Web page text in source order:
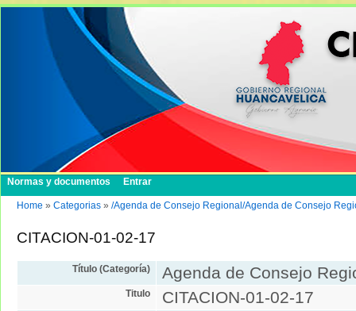
Normas y documentos Entrar
Home » Categorias » /Agenda de Consejo Regional/Agenda de Consejo
CITACION-01-02-17
Título (Categoría) Agenda de Consejo
Titulo CITACION-01-02-17